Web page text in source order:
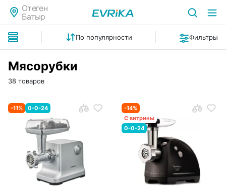
Отеген
Батыр
По популярности Фильтры
Мясорубки
38 товаров
-11% 0-0-24 -14%
С витрины
0-0-24